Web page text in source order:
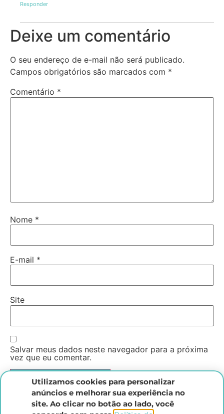
Responder
Deixe um comentário
O seu endereço de e-mail não será publicado.
Campos obrigatórios são marcados com *
Comentário *
Nome *
E-mail *
Site
Salvar meus dados neste navegador para a próxima
vez que eu comentar.
Utilizamos cookies para personalizar
anúncios e melhorar sua experiência no
site. Ao clicar no botão ao lado, você